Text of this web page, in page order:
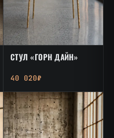
СТУЛ «ГОРН ДАЙН»
40 020₽